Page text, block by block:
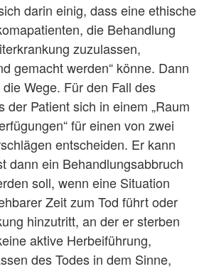
darin einig, dass eine ethische
die Behandlung
zuzulassen,
gemacht werden“ könne. Dann
Wege. Für den Fall des
der Patient sich in einem „Raum
für einen von zwei
entscheiden. Er kann
dann ein Behandlungsabbruch
soll, wenn eine Situation
Zeit zum Tod führt oder
hinzutritt, an der er sterben
aktive Herbeiführung,
des Todes in dem Sinne,